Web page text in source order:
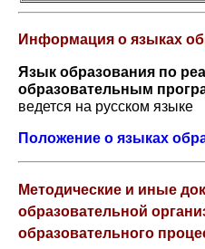
Информация о языках
Язык образования по
образовательным
ведется на русском языке
Положение о языках
Методические и иные
образовательной
образовательного